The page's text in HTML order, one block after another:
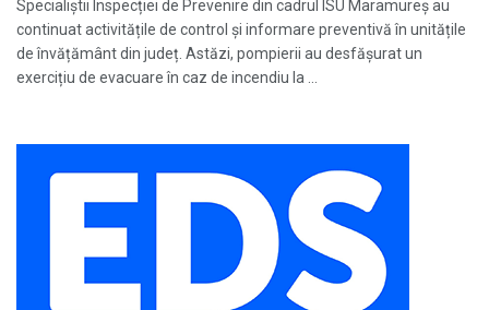
Specialiștii Inspecției de Prevenire din cadrul ISU Maramureș au
continuat activitățile de control și informare preventivă în unitățile
de învățământ din județ. Astăzi, pompierii au desfășurat un
exercițiu de evacuare în caz de incendiu la ...